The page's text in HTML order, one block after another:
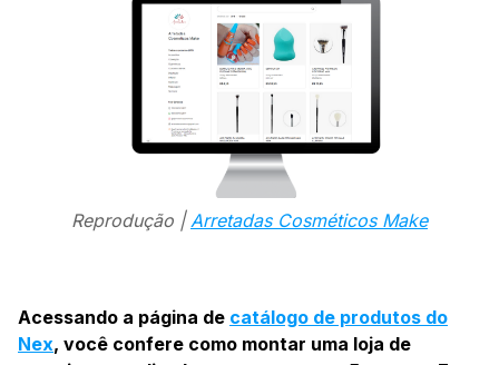
Reprodução |Arretadas Cosméticos Make
Acessando a página de catálogo de produtos do
Nex, você confere como montar uma loja de